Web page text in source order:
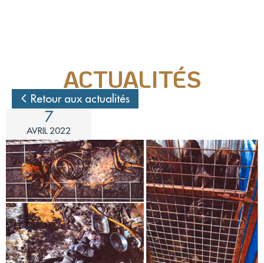
Mécénat d'entreprise
Enquêteur
Familles d'accueil
Délégué(é) en communication
Bénévoles dans nos refuges
Matériel militant
Salarié(e) / Stagiaire
ACTUALITÉS
Retour aux actualités
7
AVRIL 2022